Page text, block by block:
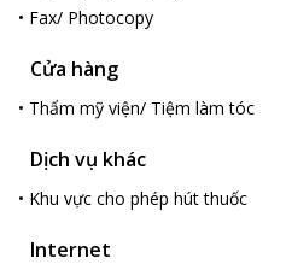
• Fax/ Photocopy
Cửa hàng
• Thẩm mỹ viện/ Tiệm làm tóc
Dịch vụ khác
• Khu vực cho phép hút thuốc
Internet